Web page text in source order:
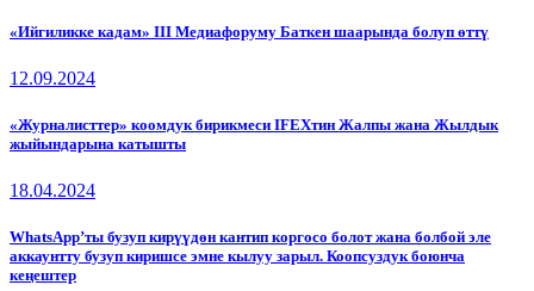
«Ийгиликке кадам» III Медиафоруму Баткен шаарында болуп өттү
12.09.2024
«Журналисттер» коомдук бирикмеси IFEXтин Жалпы жана Жылдык
жыйындарына катышты
18.04.2024
WhatsApp’ты бузуп кирүүдөн кантип коргосо болот жана болбой эле
аккаунтту бузуп киришсе эмне кылуу зарыл. Коопсуздук боюнча
кеңештер